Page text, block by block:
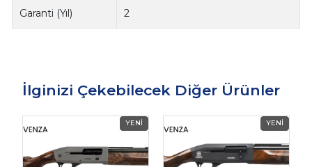
Garanti (Yıl) 2
İlginizi Çekebilecek Diğer Ürünler